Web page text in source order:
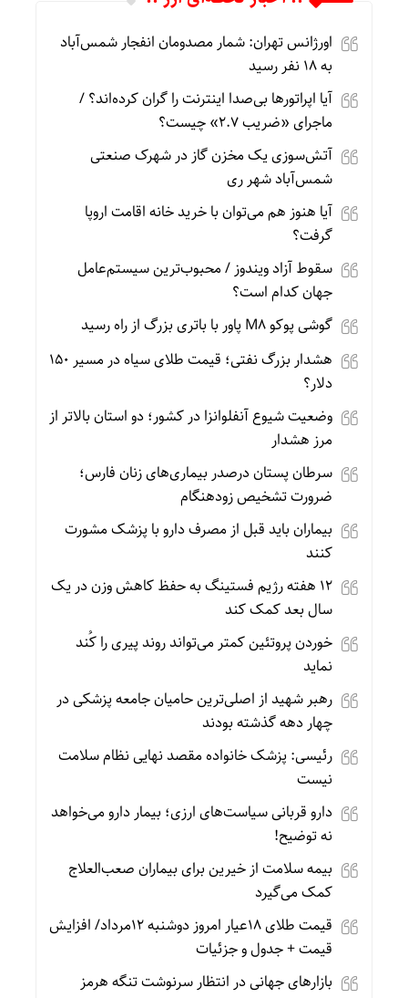
اورژانس تهران: شمار مصدومان انفجار شمس‌آباد
به ۱۸ نفر رسید
آیا اپراتورها بی‌صدا اینترنت را گران کرده‌اند؟ /
ماجرای «ضریب ۲.۷» چیست؟
آتش‌سوزی یک مخزن گاز در شهرک صنعتی
شمس‌آباد شهر ری
آیا هنوز هم می‌توان با خرید خانه اقامت اروپا
گرفت؟
سقوط آزاد ویندوز / محبوب‌ترین سیستم‌عامل
جهان کدام است؟
گوشی پوکو M۸ پاور با باتری بزرگ از راه رسید
هشدار بزرگ نفتی؛ قیمت طلای سیاه در مسیر ۱۵۰
دلار؟
وضعیت شیوع آنفلوانزا در کشور؛ دو استان بالاتر از
مرز هشدار
سرطان پستان درصدر بیماری‌های زنان فارس؛
ضرورت تشخیص زودهنگام
بیماران باید قبل از مصرف دارو با پزشک مشورت
کنند
۱۲ هفته رژیم فستینگ به حفظ کاهش وزن در یک
سال بعد کمک کند
خوردن پروتئین کمتر می‌تواند روند پیری را کُند
نماید
رهبر شهید از اصلی‌ترین حامیان جامعه پزشکی در
چهار دهه گذشته بودند
رئیسی: پزشک خانواده مقصد نهایی نظام سلامت
نیست
دارو قربانی سیاست‌های ارزی؛ بیمار دارو می‌خواهد
نه توضیح!
بیمه سلامت از خیرین برای بیماران صعب‌العلاج
کمک می‌گیرد
قیمت طلای 18عیار امروز دوشنبه 12مرداد/ افزایش
قیمت + جدول و جزئیات
بازارهای جهانی در انتظار سرنوشت تنگه هرمز